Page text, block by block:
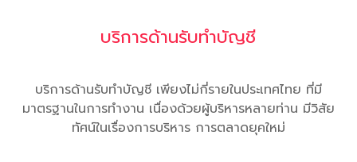
บริการด้านรับทำบัญชี
บริการด้านรับทำบัญชี เพียงไม่กี่รายในประเทศไทย ที่มี
มาตรฐานในการทำงาน เนื่องด้วยผู้บริหารหลายท่าน มีวิสัย
ทัศน์ในเรื่องการบริหาร การตลาดยุคใหม่